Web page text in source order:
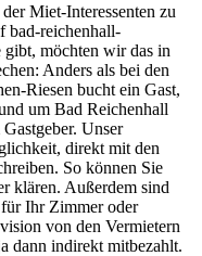
Miet-Interessenten zu
bad-reichenhall-
gibt, möchten wir das in
Anders als bei den
Riesen bucht ein Gast,
um Bad Reichenhall
Unser
direkt mit den
So können Sie
klären. Außerdem sind
für Ihr Zimmer oder
von den Vermietern
dann indirekt mitbezahlt.